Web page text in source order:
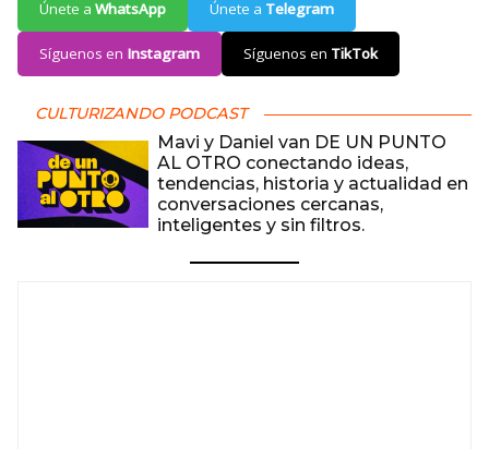
Únete a WhatsApp Únete a Telegram
Síguenos en Instagram Síguenos en TikTok
CULTURIZANDO PODCAST
Mavi y Daniel van DE UN PUNTO
AL OTRO conectando ideas,
tendencias, historia y actualidad en
conversaciones cercanas,
inteligentes y sin filtros.